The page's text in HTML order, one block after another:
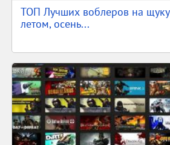
ТОП Лучших воблеров на щуку
летом, осень...